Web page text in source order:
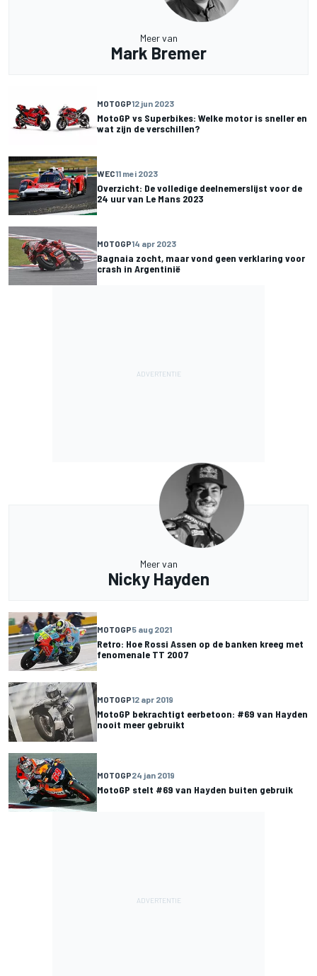
Meer van
Mark Bremer
MOTOGP12 jun 2023
MotoGP vs Superbikes: Welke motor is sneller en
wat zijn de verschillen?
WEC11 mei 2023
Overzicht: De volledige deelnemerslijst voor de
24 uur van Le Mans 2023
MOTOGP14 apr 2023
Bagnaia zocht, maar vond geen verklaring voor
crash in Argentinië
Meer van
Nicky Hayden
MOTOGP5 aug 2021
Retro: Hoe Rossi Assen op de banken kreeg met
fenomenale TT 2007
MOTOGP12 apr 2019
MotoGP bekrachtigt eerbetoon: #69 van Hayden
nooit meer gebruikt
MOTOGP24 jan 2019
MotoGP stelt #69 van Hayden buiten gebruik